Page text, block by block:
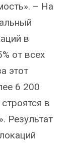
– На
в
от всех
этот
6 200
в
Результат